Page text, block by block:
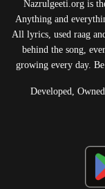
Nazrulgeeti.org is
Anything and
All lyrics, used raag
behind the song,
growing every day.
Developed,